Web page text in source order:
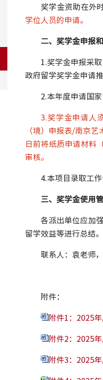
奖学金资助在外
学位人员的申请。
二、奖学金申报
1.奖学金申报采
政府留学奖学金申请
2.本年度申请国
3.奖学金申请人
（境）申报表/南京
日前将纸质申请材料
审核。
4.本项目录取工
三、奖学金使用
各派出单位应加
留学效益等进行总结。
联系人：袁老师
附件：
附件1：2025
附件2：2025
附件3：2025